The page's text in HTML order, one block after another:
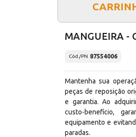
MANGUEIRA -
Cód./PN 87554006
Mantenha sua
peças de reposição
e garantia. Ao
custo-benefício,
equipamento e
paradas.